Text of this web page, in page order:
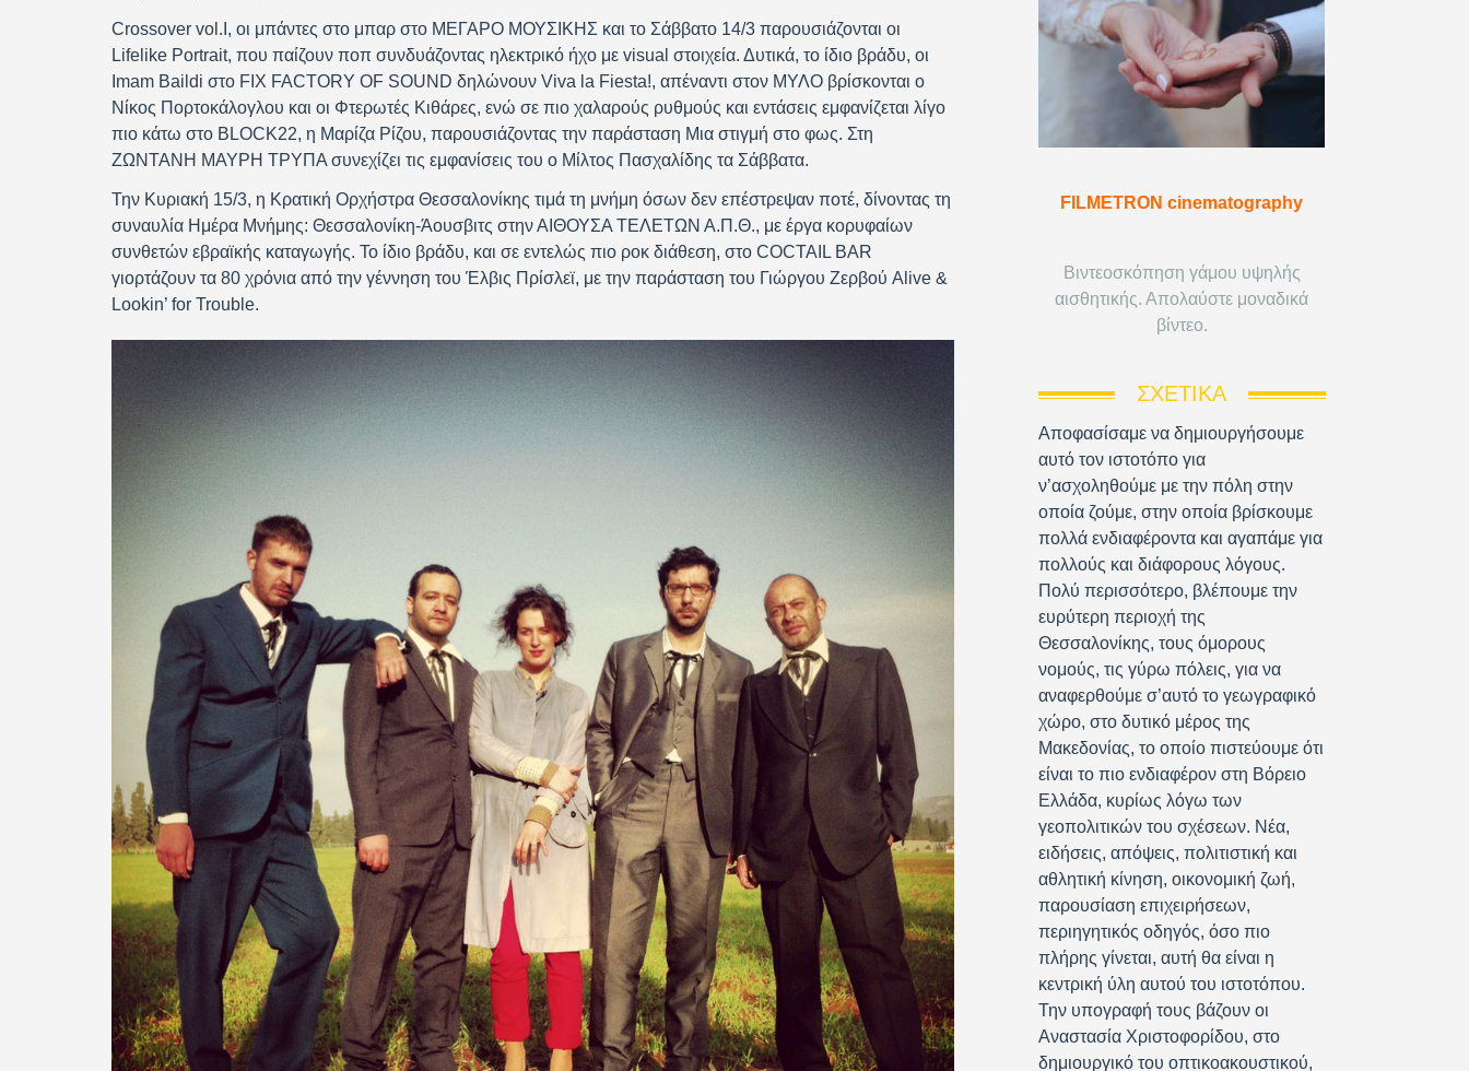
Crossover vol.I, οι μπάντες στο μπαρ στο ΜΕΓΑΡΟ ΜΟΥΣΙΚΗΣ και το Σάββατο 14/3 παρουσιάζονται οι
Lifelike Portrait, που παίζουν ποπ συνδυάζοντας ηλεκτρικό ήχο με visual στοιχεία. Δυτικά, το ίδιο βράδυ, οι
Imam Baildi στο FIX FACTORY OF SOUND δηλώνουν Viva la Fiesta!, απέναντι στον ΜΥΛΟ βρίσκονται ο
Νίκος Πορτοκάλογλου και οι Φτερωτές Κιθάρες, ενώ σε πιο χαλαρούς ρυθμούς και εντάσεις εμφανίζεται λίγο
πιο κάτω στο BLOCK22, η Μαρίζα Ρίζου, παρουσιάζοντας την παράσταση Μια στιγμή στο φως. Στη
ΖΩΝΤΑΝΗ ΜΑΥΡΗ ΤΡΥΠΑ συνεχίζει τις εμφανίσεις του ο Μίλτος Πασχαλίδης τα Σάββατα.
Την Κυριακή 15/3, η Κρατική Ορχήστρα Θεσσαλονίκης τιμά τη μνήμη όσων δεν επέστρεψαν ποτέ, δίνοντας τη
συναυλία Ημέρα Μνήμης: Θεσσαλονίκη-Άουσβιτς στην ΑΙΘΟΥΣΑ ΤΕΛΕΤΩΝ Α.Π.Θ., με έργα κορυφαίων
συνθετών εβραϊκής καταγωγής. Το ίδιο βράδυ, και σε εντελώς πιο ροκ διάθεση, στο COCTAIL BAR
γιορτάζουν τα 80 χρόνια από την γέννηση του Έλβις Πρίσλεϊ, με την παράσταση του Γιώργου Ζερβού Alive &
Lookin’ for Trouble.
FILMETRON cinematography
Βιντεοσκόπηση γάμου υψηλής
αισθητικής. Απολαύστε μοναδικά
βίντεο.
ΣΧΕΤΙΚΆ
Αποφασίσαμε να δημιουργήσουμε
αυτό τον ιστοτόπο για
ν’ασχοληθούμε με την πόλη στην
οποία ζούμε, στην οποία βρίσκουμε
πολλά ενδιαφέροντα και αγαπάμε για
πολλούς και διάφορους λόγους.
Πολύ περισσότερο, βλέπουμε την
ευρύτερη περιοχή της
Θεσσαλονίκης, τους όμορους
νομούς, τις γύρω πόλεις, για να
αναφερθούμε σ’αυτό το γεωγραφικό
χώρο, στο δυτικό μέρος της
Μακεδονίας, το οποίο πιστεύουμε ότι
είναι το πιο ενδιαφέρον στη Βόρειο
Ελλάδα, κυρίως λόγω των
γεοπολιτικών του σχέσεων. Νέα,
ειδήσεις, απόψεις, πολιτιστική και
αθλητική κίνηση, οικονομική ζωή,
παρουσίαση επιχειρήσεων,
περιηγητικός οδηγός, όσο πιο
πλήρης γίνεται, αυτή θα είναι η
κεντρική ύλη αυτού του ιστοτόπου.
Την υπογραφή τους βάζουν οι
Αναστασία Χριστοφορίδου, στο
δημιουργικό του οπτικοακουστικού,